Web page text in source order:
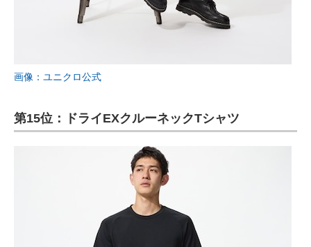
画像：ユニクロ公式
第15位：ドライEXクルーネックTシャツ